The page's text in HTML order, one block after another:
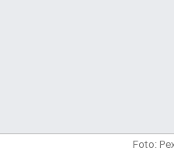
Foto: